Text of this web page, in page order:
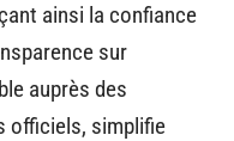
ainsi la confiance
sur
auprès des
officiels, simplifie